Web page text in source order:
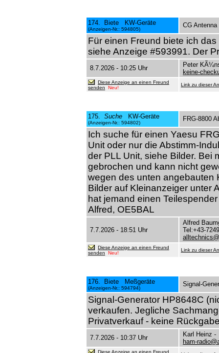
174. Biete KW-Geräte
(Anzeigen-Nr.: 594805)
CG
Für einen Freund biete ich
siehe Anzeige #593991. Der
8.7.2026 - 10:25 Uhr
Peter
keine-
Diese Anzeige an einen Freund
senden
Neu!
Link zu dieser
175. Suche KW-Geräte
(Anzeigen-Nr.: 594802)
FRG-8800
Ich suche für einen Yaesu
Unit oder nur die Abstimm-
der PLL Unit, siehe Bilder. Bei
gebrochen und kann nicht
wegen des unten angebauten
Bilder auf Kleinanzeiger unter
hat jemand einen
Alfred, OE5BAL
7.7.2026 - 18:51 Uhr
Alfred
Tel:+43-
Diese Anzeige an einen Freund
senden
Neu!
Link zu dieser
176. Biete Meßgeräte
(Anzeigen-Nr.: 594794)
Signal-
Signal-Generator HP8648C
verkaufen. Jegliche
Privatverkauf - keine
7.7.2026 - 10:37 Uhr
Karl Heinz
ham-
Diese Anzeige an einen Freund